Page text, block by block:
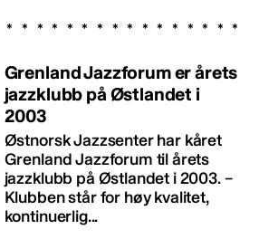
Grenland Jazzforum er årets
jazzklubb på Østlandet i
2003
Østnorsk Jazzsenter har kåret
Grenland Jazzforum til årets
jazzklubb på Østlandet i 2003. –
Klubben står for høy kvalitet,
kontinuerlig...